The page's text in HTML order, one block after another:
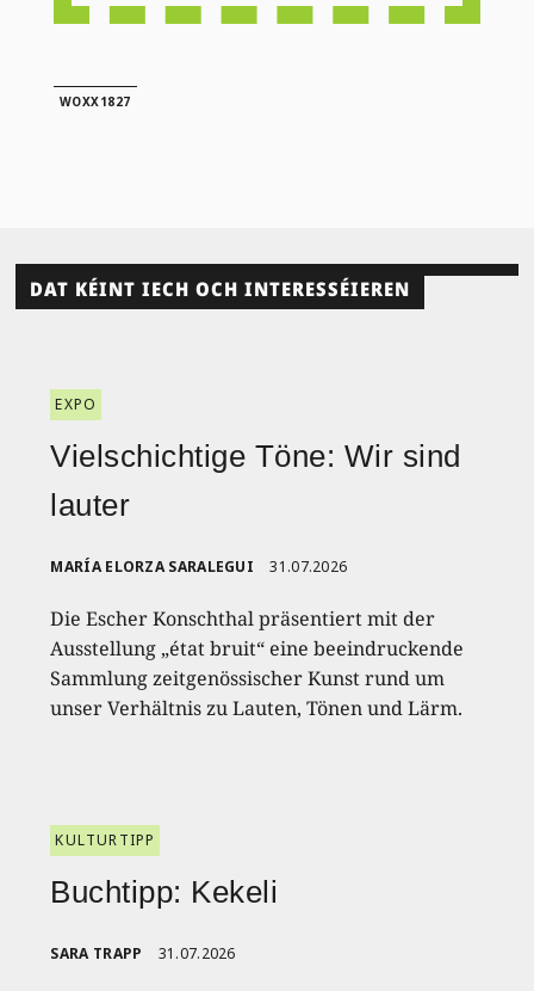
WOXX1827
DAT KÉINT IECH OCH INTERESSÉIEREN
EXPO
Vielschichtige Töne: Wir sind
lauter
MARÍA ELORZA SARALEGUI 31.07.2026
Die Escher Konschthal präsentiert mit der
Ausstellung „état bruit“ eine beeindruckende
Sammlung zeitgenössischer Kunst rund um
unser Verhältnis zu Lauten, Tönen und Lärm.
KULTURTIPP
Buchtipp: Kekeli
SARA TRAPP 31.07.2026